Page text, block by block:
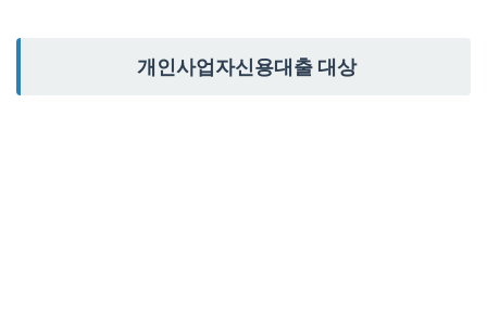
개인사업자신용대출 대상